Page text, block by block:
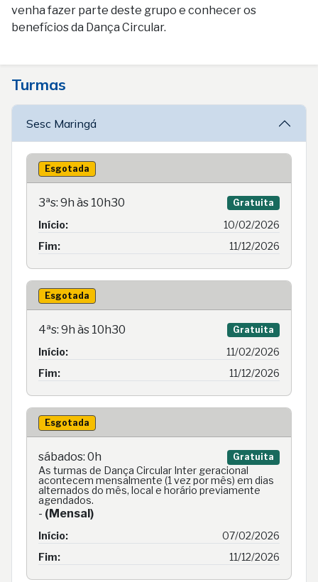
venha fazer parte deste grupo e conhecer os
benefícios da Dança Circular.
Turmas
Sesc Maringá
Esgotada
3ªs: 9h às 10h30 Gratuita
Início:
10/02/2026
Fim:
11/12/2026
Esgotada
4ªs: 9h às 10h30 Gratuita
Início:
11/02/2026
Fim:
11/12/2026
Esgotada
sábados: 0h Gratuita
As turmas de Dança Circular Inter geracional
acontecem mensalmente (1 vez por mês) em dias
alternados do mês, local e horário previamente
agendados.
- (Mensal)
Início:
07/02/2026
Fim:
11/12/2026